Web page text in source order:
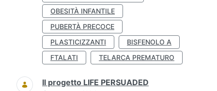
OBESITÀ INFANTILE
PUBERTÀ PRECOCE
PLASTICIZZANTI
BISFENOLO A
FTALATI
TELARCA PREMATURO
Il progetto LIFE PERSUADED